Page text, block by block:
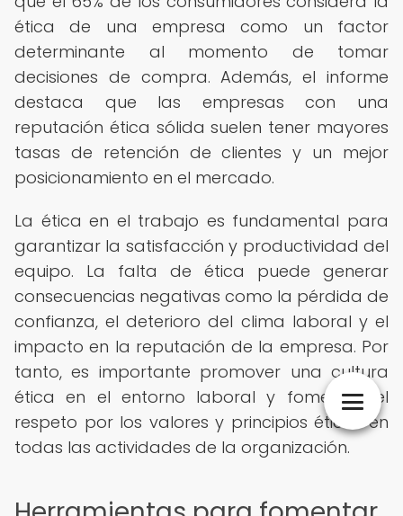
ética de una empresa como un factor
determinante al momento de tomar
decisiones de compra. Además, el informe
destaca que las empresas con una
reputación ética sólida suelen tener mayores
tasas de retención de clientes y un mejor
posicionamiento en el mercado.
La ética en el trabajo es fundamental para
garantizar la satisfacción y productividad del
equipo. La falta de ética puede generar
consecuencias negativas como la pérdida de
confianza, el deterioro del clima laboral y el
impacto en la reputación de la empresa. Por
tanto, es importante promover una cultura
ética en el entorno laboral y fomentar el
respeto por los valores y principios éticos en
todas las actividades de la organización.